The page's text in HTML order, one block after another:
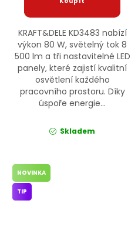
KRAFT&DELE KD3483 nabízí
výkon 80 W, světelný tok 8
500 lm a tři nastavitelné LED
panely, které zajistí kvalitní
osvětlení každého
pracovního prostoru. Díky
úspoře energie...
Skladem
NOVINKA
TIP